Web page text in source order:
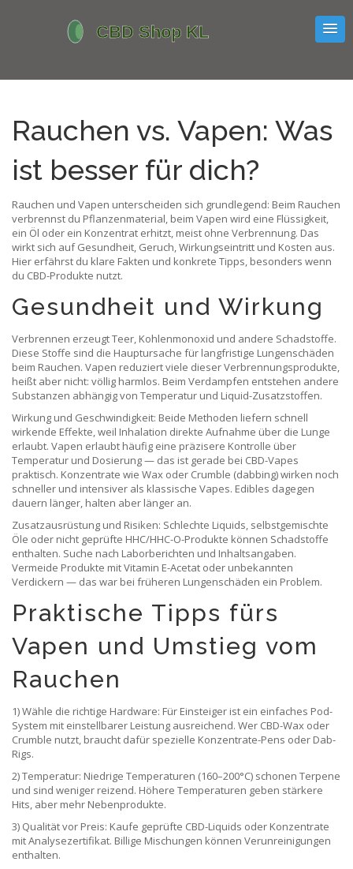
Rauchen vs. Vapen: Was
ist besser für dich?
Rauchen und Vapen unterscheiden sich grundlegend: Beim Rauchen
verbrennst du Pflanzenmaterial, beim Vapen wird eine Flüssigkeit,
ein Öl oder ein Konzentrat erhitzt, meist ohne Verbrennung. Das
wirkt sich auf Gesundheit, Geruch, Wirkungseintritt und Kosten aus.
Hier erfährst du klare Fakten und konkrete Tipps, besonders wenn
du CBD-Produkte nutzt.
Gesundheit und Wirkung
Verbrennen erzeugt Teer, Kohlenmonoxid und andere Schadstoffe.
Diese Stoffe sind die Hauptursache für langfristige Lungenschäden
beim Rauchen. Vapen reduziert viele dieser Verbrennungsprodukte,
heißt aber nicht: völlig harmlos. Beim Verdampfen entstehen andere
Substanzen abhängig von Temperatur und Liquid-Zusatzstoffen.
Wirkung und Geschwindigkeit: Beide Methoden liefern schnell
wirkende Effekte, weil Inhalation direkte Aufnahme über die Lunge
erlaubt. Vapen erlaubt häufig eine präzisere Kontrolle über
Temperatur und Dosierung — das ist gerade bei CBD-Vapes
praktisch. Konzentrate wie Wax oder Crumble (dabbing) wirken noch
schneller und intensiver als klassische Vapes. Edibles dagegen
dauern länger, halten aber länger an.
Zusatzausrüstung und Risiken: Schlechte Liquids, selbstgemischte
Öle oder nicht geprüfte HHC/HHC-O-Produkte können Schadstoffe
enthalten. Suche nach Laborberichten und Inhaltsangaben.
Vermeide Produkte mit Vitamin E-Acetat oder unbekannten
Verdickern — das war bei früheren Lungenschäden ein Problem.
Praktische Tipps fürs
Vapen und Umstieg vom
Rauchen
1) Wähle die richtige Hardware: Für Einsteiger ist ein einfaches Pod-
System mit einstellbarer Leistung ausreichend. Wer CBD-Wax oder
Crumble nutzt, braucht dafür spezielle Konzentrate-Pens oder Dab-
Rigs.
2) Temperatur: Niedrige Temperaturen (160–200°C) schonen Terpene
und sind weniger reizend. Höhere Temperaturen geben stärkere
Hits, aber mehr Nebenprodukte.
3) Qualität vor Preis: Kaufe geprüfte CBD-Liquids oder Konzentrate
mit Analysezertifikat. Billige Mischungen können Verunreinigungen
enthalten.